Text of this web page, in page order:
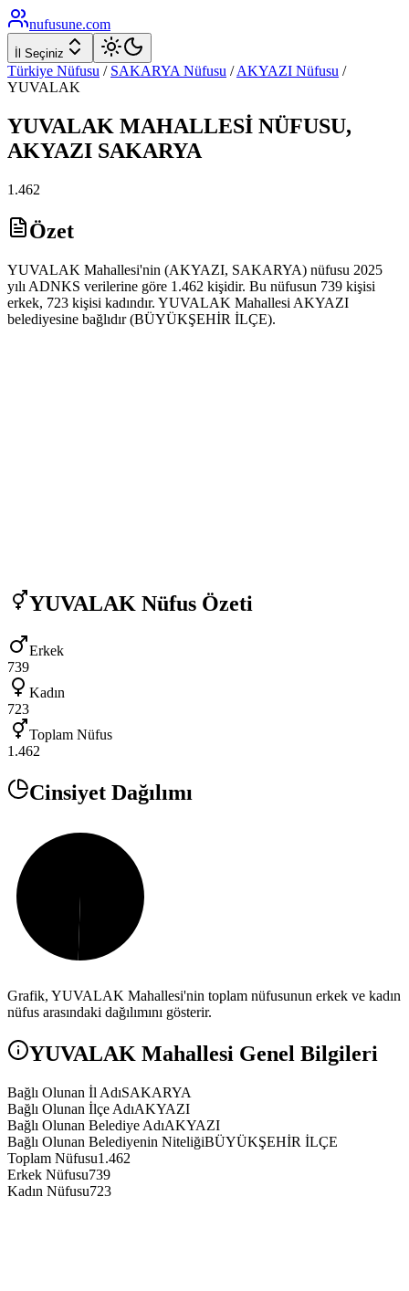
nufusune.com
İl Seçiniz
Türkiye Nüfusu / SAKARYA Nüfusu / AKYAZI Nüfusu /
YUVALAK
YUVALAK MAHALLESİ NÜFUSU,
AKYAZI SAKARYA
1.462
Özet
YUVALAK Mahallesi'nin (AKYAZI, SAKARYA) nüfusu 2025
yılı ADNKS verilerine göre 1.462 kişidir. Bu nüfusun 739 kişisi
erkek, 723 kişisi kadındır. YUVALAK Mahallesi AKYAZI
belediyesine bağlıdır (BÜYÜKŞEHİR İLÇE).
YUVALAK Nüfus Özeti
Erkek
739
Kadın
723
Toplam Nüfus
1.462
Cinsiyet Dağılımı
Grafik, YUVALAK Mahallesi'nin toplam nüfusunun erkek ve kadın
nüfus arasındaki dağılımını gösterir.
YUVALAK Mahallesi Genel Bilgileri
Bağlı Olunan İl AdıSAKARYA
Bağlı Olunan İlçe AdıAKYAZI
Bağlı Olunan Belediye AdıAKYAZI
Bağlı Olunan Belediyenin NiteliğiBÜYÜKŞEHİR İLÇE
Toplam Nüfusu1.462
Erkek Nüfusu739
Kadın Nüfusu723